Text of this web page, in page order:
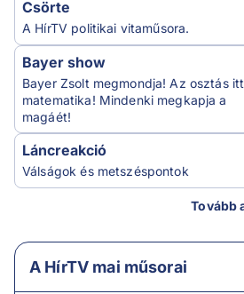
Csörte
A HírTV politikai vitaműsora.
Bayer show
Bayer Zsolt megmondja! Az osztás
matematika! Mindenki megkapja a
magáét!
Láncreakció
Válságok és metszéspontok
Tovább
A HírTV mai műsorai